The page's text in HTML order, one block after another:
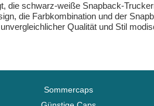
die schwarz-weiße Snapback-
die Farbkombination und der
Qualität und Stil
Sommercaps